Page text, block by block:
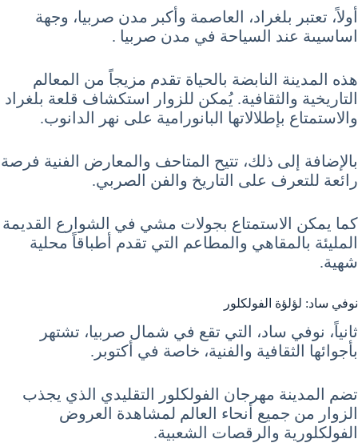
أولاً، تعتبر بلغراد، العاصمة وأكبر مدن صربيا، وجهة
اساسيىة عند السياحة في مدن صربيا .
هذه المدينة النابضة بالحياة تقدم مزيجاً من المعالم
التاريخية والثقافية. يُمكن للزوار استكشاف قلعة بلغراد
والاستمتاع بإطلالاتها البانورامية على نهر الدانوب.
بالإضافة إلى ذلك، تتيح المتاحف والمعارض الفنية فرصة
رائعة للتعرف على التاريخ والفن الصربي.
كما يمكن الاستمتاع بجولات مشي في الشوارع القديمة
المليئة بالمقاهي والمطاعم التي تقدم أطباقاً محلية
شهية.
نوفي ساد: لؤلؤة الفولكلور
ثانياً، نوفي ساد، التي تقع في شمال صربيا، تشتهر
بأجوائها الثقافية والفنية، خاصة في أكتوبر.
تضم المدينة مهرجان الفولكلور التقليدي الذي يجذب
الزوار من جميع أنحاء العالم لمشاهدة العروض
الفولكلورية والرقصات الشعبية.